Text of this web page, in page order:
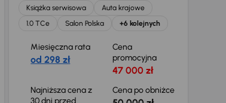
Książka serwisowa
Auta krajowe
1.0 TCe
Salon Polska +6 kolejnych
Miesięczna rata
od 298 zł
Cena
promocyjna
47 000 zł
Najniższa cena z
30 dni przed
Cena po obniżce